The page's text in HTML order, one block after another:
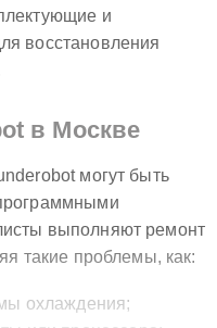
и
восстановления
в Москве
могут быть
выполняют ремонт
такие проблемы, как:
охлаждения;